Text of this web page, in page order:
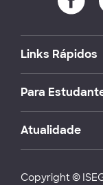
Links Rápidos
Para
Atualidade
Copyright ©